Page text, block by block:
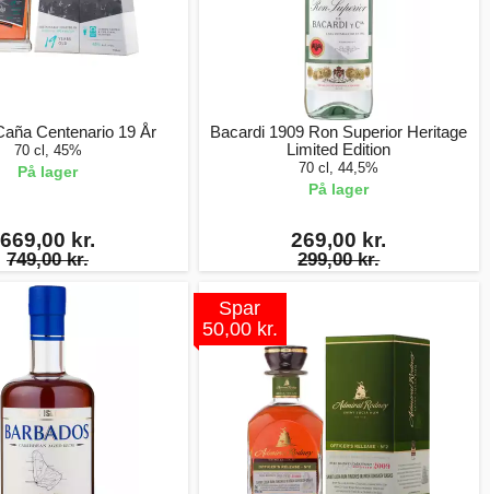
Centenario 19 År
70 cl, 45%
På lager
669,00 kr.
749,00 kr.
Bacardi 1909 Ron Superior Heritage
Limited Edition
70 cl, 44,5%
På lager
269,00 kr.
299,00 kr.
Spar
50,00 kr.